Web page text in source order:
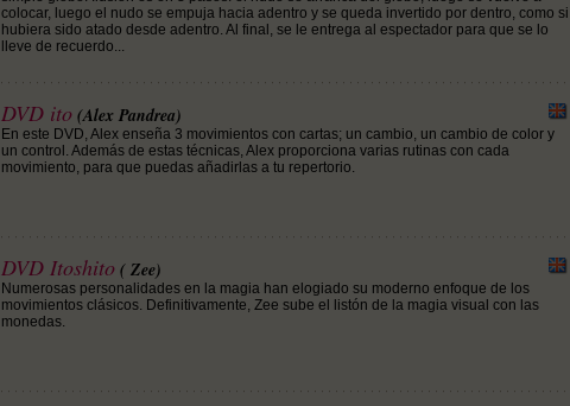
colocar, luego el nudo se empuja hacia adentro y se queda invertido por dentro, como si
hubiera sido atado desde adentro. Al final, se le entrega al espectador para que se lo
lleve de recuerdo...
DVD ito (Alex Pandrea)
En este DVD, Alex enseña 3 movimientos con cartas; un cambio, un cambio de color y
un control. Además de estas técnicas, Alex proporciona varias rutinas con cada
movimiento, para que puedas añadirlas a tu repertorio.
DVD Itoshito ( Zee)
Numerosas personalidades en la magia han elogiado su moderno enfoque de los
movimientos clásicos. Definitivamente, Zee sube el listón de la magia visual con las
monedas.